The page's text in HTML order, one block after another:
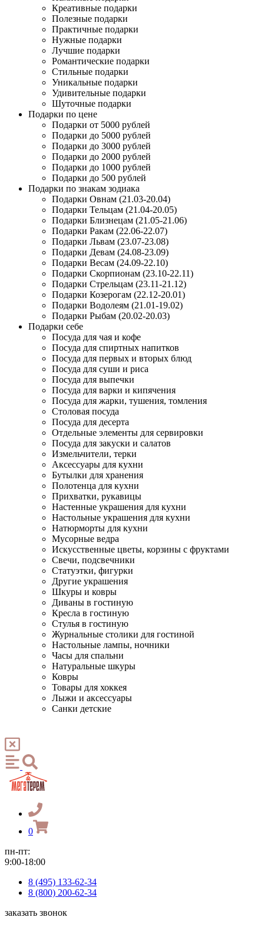
Креативные подарки
Полезные подарки
Практичные подарки
Нужные подарки
Лучшие подарки
Романтические подарки
Стильные подарки
Уникальные подарки
Удивительные подарки
Шуточные подарки
Подарки по цене
Подарки от 5000 рублей
Подарки до 5000 рублей
Подарки до 3000 рублей
Подарки до 2000 рублей
Подарки до 1000 рублей
Подарки до 500 рублей
Подарки по знакам зодиака
Подарки Овнам (21.03-20.04)
Подарки Тельцам (21.04-20.05)
Подарки Близнецам (21.05-21.06)
Подарки Ракам (22.06-22.07)
Подарки Львам (23.07-23.08)
Подарки Девам (24.08-23.09)
Подарки Весам (24.09-22.10)
Подарки Скорпионам (23.10-22.11)
Подарки Стрельцам (23.11-21.12)
Подарки Козерогам (22.12-20.01)
Подарки Водолеям (21.01-19.02)
Подарки Рыбам (20.02-20.03)
Подарки себе
Посуда для чая и кофе
Посуда для спиртных напитков
Посуда для первых и вторых блюд
Посуда для суши и риса
Посуда для выпечки
Посуда для варки и кипячения
Посуда для жарки, тушения, томления
Столовая посуда
Посуда для десерта
Отдельные элементы для сервировки
Посуда для закуски и салатов
Измельчители, терки
Аксессуары для кухни
Бутылки для хранения
Полотенца для кухни
Прихватки, рукавицы
Настенные украшения для кухни
Настольные украшения для кухни
Натюрморты для кухни
Мусорные ведра
Искусственные цветы, корзины с фруктами
Свечи, подсвечники
Статуэтки, фигурки
Другие украшения
Шкуры и ковры
Диваны в гостиную
Кресла в гостиную
Стулья в гостиную
Журнальные столики для гостиной
Настольные лампы, ночники
Часы для спальни
Натуральные шкуры
Ковры
Товары для хоккея
Лыжи и аксессуары
Санки детские
0
пн-пт:
9:00-18:00
8 (495) 133-62-34
8 (800) 200-62-34
заказать звонок